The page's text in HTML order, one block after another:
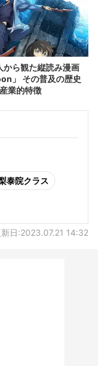
」 その普及の歴史
業的特徴
泰院クラス
日:2023.07.21 14:32